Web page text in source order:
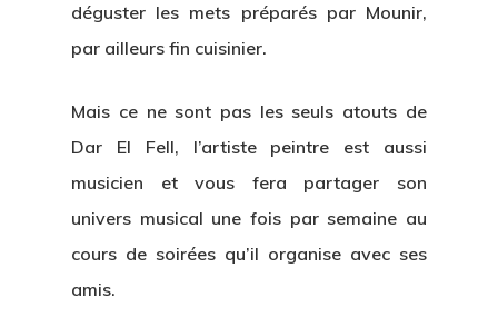
déguster les mets préparés par Mounir,
par ailleurs fin cuisinier.
Mais ce ne sont pas les seuls atouts de
Dar El Fell, l’artiste peintre est aussi
musicien et vous fera partager son
univers musical une fois par semaine au
cours de soirées qu’il organise avec ses
amis.